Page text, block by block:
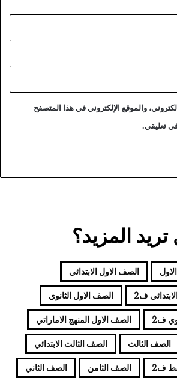
والموقع الإلكتروني في هذا المتصفح
في تعليقي.
المزيد؟
الصف الاول الابتدائي
ف2 الصف الاول الثانوي
ف2 الصف الاول المنهج الاماراتي
الصف الثالث الصف الثالث الابتدائي
ف2 الصف الثامن الصف الثاني